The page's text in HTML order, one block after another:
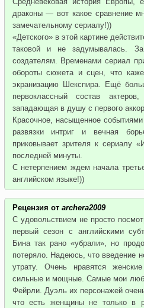
драконы — вот какое сравнение
замечательному сериалу!))
«Детского» в этой картине
таковой и не задумывалась.
создателям. Временами сериал
обороты сюжета и сцен, что
экранизацию Шекспира. Ещё
первоклассный состав
западающая в душу с первого
Красочное, насыщенное
развязки интриг и вечная
приковывает зрителя к сериалу
последней минуты.
С нетерпением ждем начала
английском языке!))
Рецензия от archera2009
С удовольствием не просто
первый сезон с английскими
Бина так рано «убрали», но
потеряло. Надеюсь, что введение
утрату. Очень нравятся
сильные и мощные. Самые мои
Фейрли. Дуэль их персонажей
что есть женщины не только в